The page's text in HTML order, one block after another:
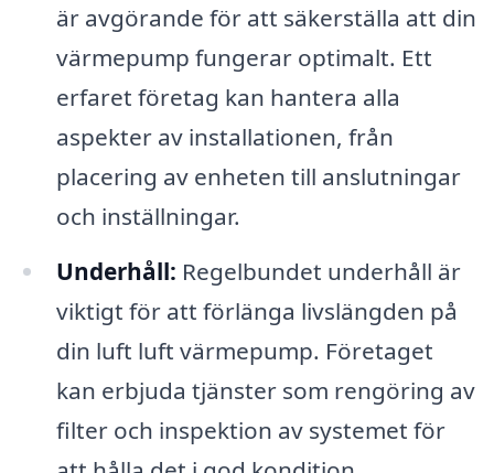
är avgörande för att säkerställa att din
värmepump fungerar optimalt. Ett
erfaret företag kan hantera alla
aspekter av installationen, från
placering av enheten till anslutningar
och inställningar.
Underhåll: Regelbundet underhåll är
viktigt för att förlänga livslängden på
din luft luft värmepump. Företaget
kan erbjuda tjänster som rengöring av
filter och inspektion av systemet för